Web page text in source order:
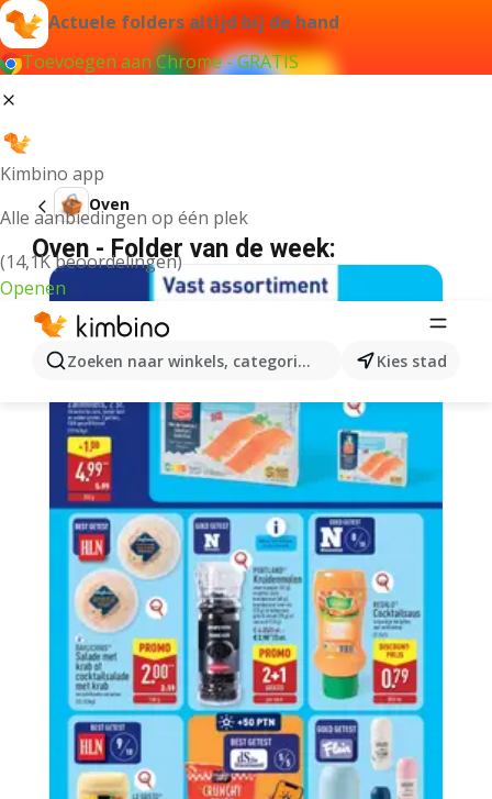
Actuele folders altijd bij de hand
Toevoegen aan Chrome - GRATIS
Kimbino app
Alle aanbiedingen op één plek
(14,1K beoordelingen)
Openen
Zoeken naar winkels, categorieën, producten...
Kies stad
Oven
Oven - Folder van de week: